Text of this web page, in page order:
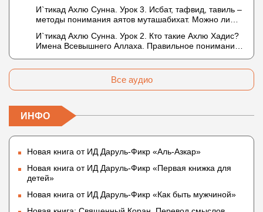
не пришло в Коране и Сунне? Концепция ибн
Таймийи
И`тикад Ахлю Сунна. Урок 3. Исбат, тафвид, тавиль –
методы понимания аятов муташабихат. Можно ли
Что означает утверждение сифата «биля кейфа»
(без образа)?
И`тикад Ахлю Сунна. Урок 2. Кто такие Ахлю Хадис?
Имена Всевышнего Аллаха. Правильное понимание
Все аудио
ИНФО
Новая книга от ИД Даруль-Фикр «Аль-Азкар»
Новая книга от ИД Даруль-Фикр «Первая книжка для
детей»
Новая книга от ИД Даруль-Фикр «Как быть мужчиной»